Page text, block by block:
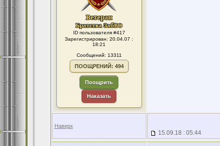
ID пользователя #417
Зарегистрирован: 20.04.07 :
18:21
Сообщений: 13311
ПООЩРЕНИЙ: 494
Поощрить
Наказать
Наверх
15.09.18 : 05:44